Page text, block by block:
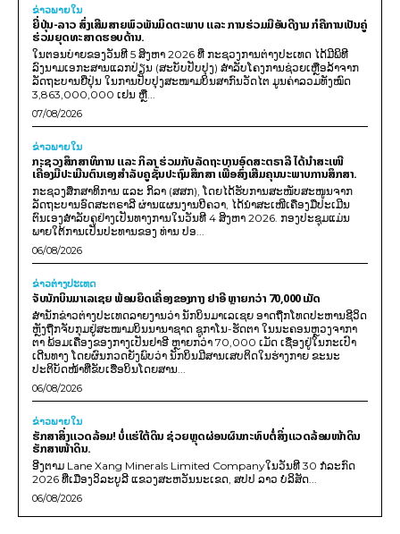
ຂ່າວພາຍ​ໃນ
ຍີ່ປຸ່ນ-ລາວ ສົ່ງເສີມສາຍພົວພັນມິດຕະພາບ ແລະ ການຮ່ວມມືອັນດີງາມ ກໍຄືການເປັນຄູ່
ຮ່ວມຍຸດທະສາດຮອບດ້ານ.
ໃນຕອນບ່າຍຂອງວັນທີ 5 ສິງຫາ 2026 ທີ່ ກະຊວງການຕ່າງປະເທດ ໄດ້ມີພິທີ
ລົງນາມເອກະສານແລກປ່ຽນ (ສະບັບປັບປຸງ) ສໍາລັບໂຄງການຊ່ວຍເຫຼືອລ້າຈາກ
ລັດຖະບານຍີ່ປຸ່ນ ໃນການປັບປຸງສະໜາມບິນສາກົນວັດໄຕ ມູນຄ່າລວມທັງໝົດ
3,863,000,000 ເຢນ ຫຼື...
07/08/2026
ຂ່າວພາຍ​ໃນ
ກະຊວງສຶກສາທິການ ແລະ ກິລາ ຮ່ວມກັບລັດຖະບານອົດສະຕຣາລີ ໄດ້ນຳສະເໜີ
ເຄື່ອງມືປະເມີນຕົນເອງສຳລັບຄູຊັ້ນປະຖົມສຶກສາ ເພື່ອສົ່ງເສີມຄຸນນະພາບການສຶກສາ.
ກະຊວງສຶກສາທິການ ແລະ ກິລາ (ສສກ), ໂດຍໄດ້ຮັບການສະໜັບສະໜູນຈາກ
ລັດຖະບານອົດສະຕຣາລີ ຜ່ານແຜນງານບີຄວາ, ໄດ້ນຳສະເໜີເຄື່ອງມືປະເມີນ
ຕົນເອງສຳລັບຄູຢ່າງເປັນທາງການໃນວັນທີ 4 ສິງຫາ 2026. ກອງປະຊຸມແມ່ນ
ພາຍໃຕ້ການເປັນປະທານຂອງ ທ່ານ ປອ...
06/08/2026
ຂ່າວຕ່າງປະເທດ
ຈັບນັກບິນມາເລເຊຍ ພ້ອມຍຶດເຄື່ອງຂອງກາງ ຢາອີ ຫຼາຍກວ່າ 70,000 ເມັດ
ສຳນັກຂ່າວຕ່າງປະເທດລາຍງານວ່າ ນັກບິນມາເລເຊຍ ອາດຖືກໂທດປະຫານຊີວິດ
ຫຼັງຖືກຈັບກຸມຢູ່ສະໜາມບິນນານາຊາດ ຊູກາໂນ-ຮັດຕາ ໃນນະຄອນຫຼວງຈາກາ
ຕາ ພ້ອມເຄື່ອງຂອງກາງເປັນຢາອີ ຫຼາຍກວ່າ 70,000 ເມັດ ເຊື່ອງຢູ່ໃນກະເປົາ
ເດີນທາງ ໂດຍຜົນກວດຍັງພົບວ່າ ນັກບິນມີສານເສບຕິດໃນຮ່າງກາຍ ຂະນະ
ປະຕິບັດໜ້າທີ່ຂັບເຮືອບິນໂດຍສານ...
06/08/2026
ຂ່າວພາຍ​ໃນ
ຮັກສາສິ່ງແວດລ້ອມ! ບໍ່ແຮ່ໃຕ້ດິນ ຊ່ວຍຫຼຸດຜ່ອນຜົນກະທົບຕໍ່ສິ່ງແວດລ້ອມໜ້າດິນ
ຮັກສາໜ້າດິນ.
ອີງຕາມ Lane Xang Minerals Limited Companyໃນວັນທີ 30 ກໍລະກົດ
2026 ທີ່ເມືອງວິລະບູລີ ແຂວງສະຫວັນນະເຂດ, ສປປ ລາວ ບໍລິສັດ...
06/08/2026